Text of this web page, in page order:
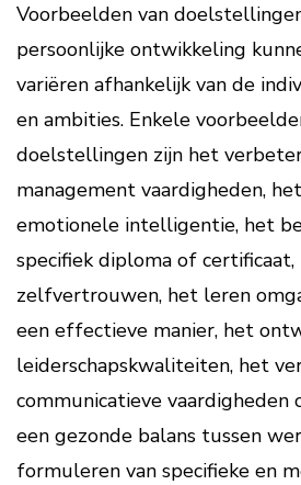
Voorbeelden van
persoonlijke ontwikkeling
variëren afhankelijk van de
en ambities. Enkele
doelstellingen zijn het
management vaardigheden,
emotionele intelligentie, het
specifiek diploma of
zelfvertrouwen, het leren
een effectieve manier, het
leiderschapskwaliteiten, het
communicatieve vaardigheden
een gezonde balans tussen
formuleren van specifieke en